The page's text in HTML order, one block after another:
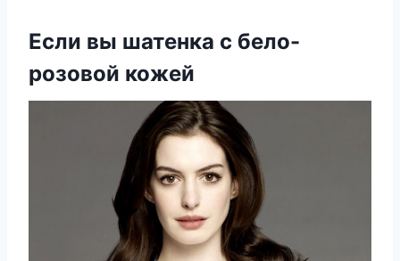
Если вы шатенка с бело-
розовой кожей